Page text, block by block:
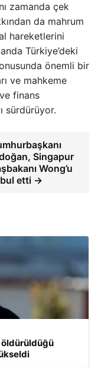
zamanda çek
da mahrum
hareketlerini
Türkiye’deki
önemli bir
ve mahkeme
finans
sürdürüyor.
Singapur
Wong’u
etti →
öldürüldüğü